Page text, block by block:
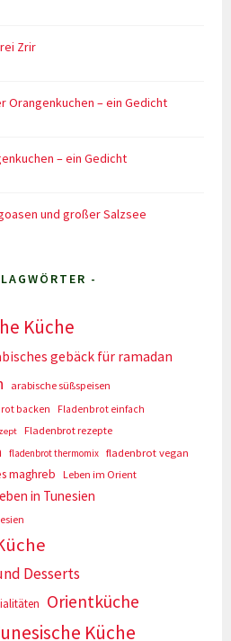
Zrir
Orangenkuchen – ein Gedicht
– ein Gedicht
und großer Salzsee
-
Küche
gebäck für ramadan
arabische süßspeisen
backen
Fladenbrot einfach
Fladenbrot rezepte
fladenbrot thermomix fladenbrot vegan
maghreb
Leben im Orient
in Tunesien
Desserts
Orientküche
Küche